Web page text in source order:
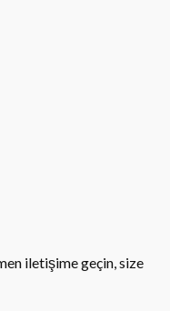
iletişime geçin, size